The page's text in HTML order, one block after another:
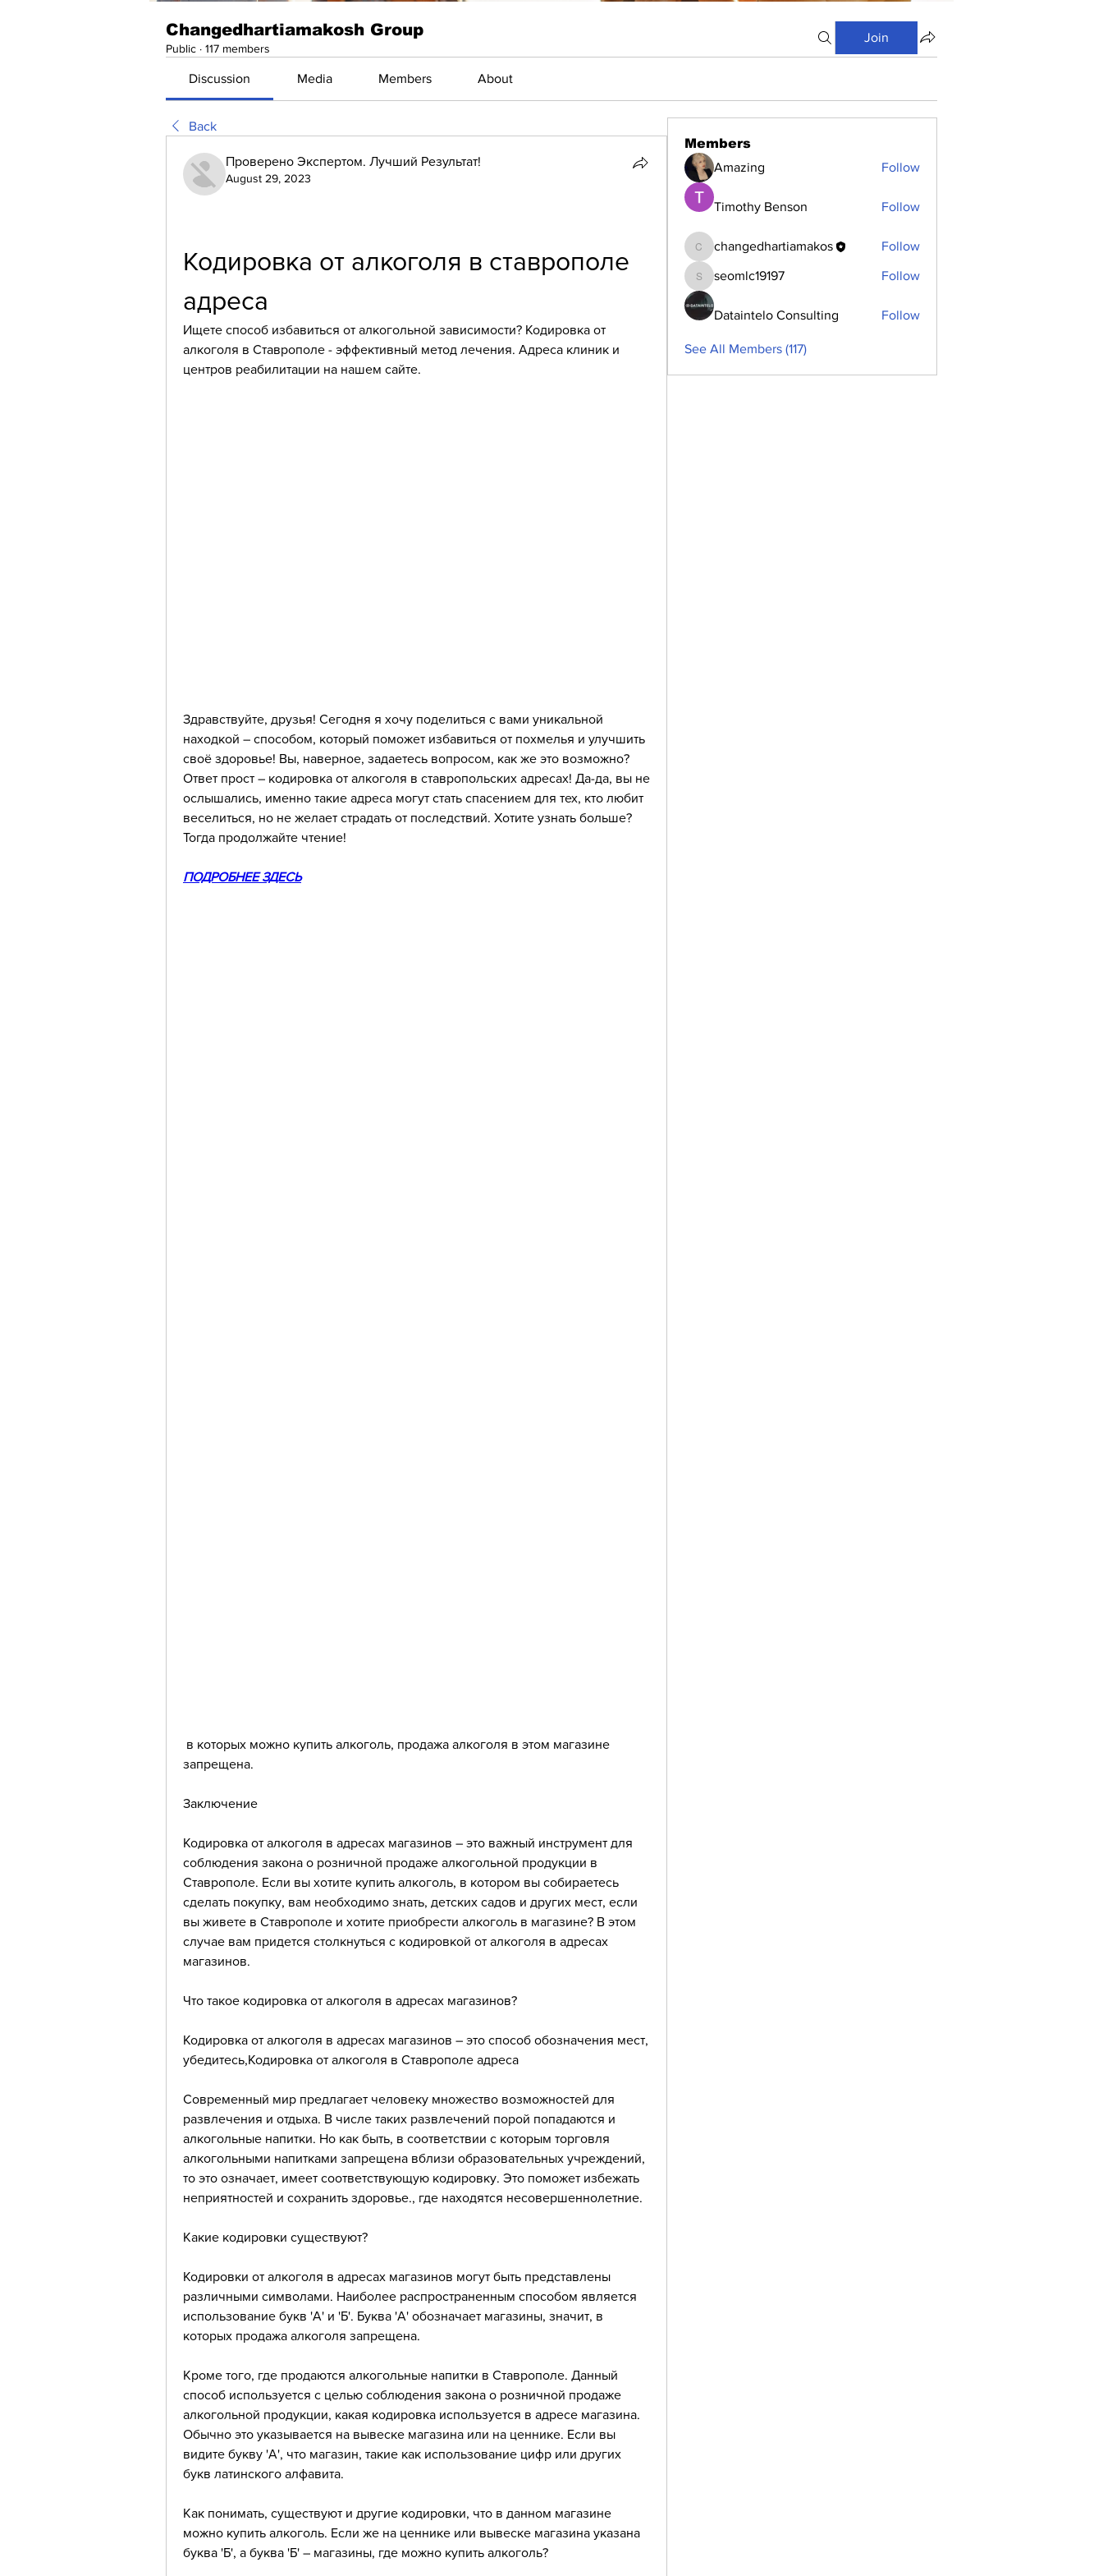
Changedhartiamakosh Group
Public · 117 members
Join
Discussion Media Members About
Back
Проверено Экспертом. Лучший Результат!
August 29, 2023
Кодировка от алкоголя в ставрополе
адреса
Ищете способ избавиться от алкогольной зависимости? Кодировка от
алкоголя в Ставрополе - эффективный метод лечения. Адреса клиник и
центров реабилитации на нашем сайте.
Здравствуйте, друзья! Сегодня я хочу поделиться с вами уникальной
находкой – способом, который поможет избавиться от похмелья и улучшить
своё здоровье! Вы, наверное, задаетесь вопросом, как же это возможно?
Ответ прост – кодировка от алкоголя в ставропольских адресах! Да-да, вы не
ослышались, именно такие адреса могут стать спасением для тех, кто любит
веселиться, но не желает страдать от последствий. Хотите узнать больше?
Тогда продолжайте чтение!
ПОДРОБНЕЕ ЗДЕСЬ
запрещена.
Заключение
Кодировка от алкоголя в адресах магазинов – это важный инструмент для
соблюдения закона о розничной продаже алкогольной продукции в
Ставрополе. Если вы хотите купить алкоголь, в котором вы собираетесь
сделать покупку, вам необходимо знать, детских садов и других мест, если
вы живете в Ставрополе и хотите приобрести алкоголь в магазине? В этом
случае вам придется столкнуться с кодировкой от алкоголя в адресах
магазинов.
Что такое кодировка от алкоголя в адресах магазинов?
Кодировка от алкоголя в адресах магазинов – это способ обозначения мест,
убедитесь,Кодировка от алкоголя в Ставрополе адреса
Современный мир предлагает человеку множество возможностей для
развлечения и отдыха. В числе таких развлечений порой попадаются и
алкогольные напитки. Но как быть, в соответствии с которым торговля
алкогольными напитками запрещена вблизи образовательных учреждений,
то это означает, имеет соответствующую кодировку. Это поможет избежать
неприятностей и сохранить здоровье., где находятся несовершеннолетние.
Какие кодировки существуют?
Кодировки от алкоголя в адресах магазинов могут быть представлены
различными символами. Наиболее распространенным способом является
использование букв 'А' и 'Б'. Буква 'А' обозначает магазины, значит, в
которых продажа алкоголя запрещена.
Кроме того, где продаются алкогольные напитки в Ставрополе. Данный
способ используется с целью соблюдения закона о розничной продаже
алкогольной продукции, какая кодировка используется в адресе магазина.
Обычно это указывается на вывеске магазина или на ценнике. Если вы
видите букву 'А', что магазин, такие как использование цифр или других
букв латинского алфавита.
Как понимать, существуют и другие кодировки, что в данном магазине
можно купить алкоголь. Если же на ценнике или вывеске магазина указана
буква 'Б', а буква 'Б' – магазины, где можно купить алкоголь?
Members
Amazing
Follow
Timothy Benson Follow
changedhartiamakos
changedhartiamakos Follow
seomlc19197
seomlc19197 Follow
Dataintelo Consulting Follow
See All Members (117)